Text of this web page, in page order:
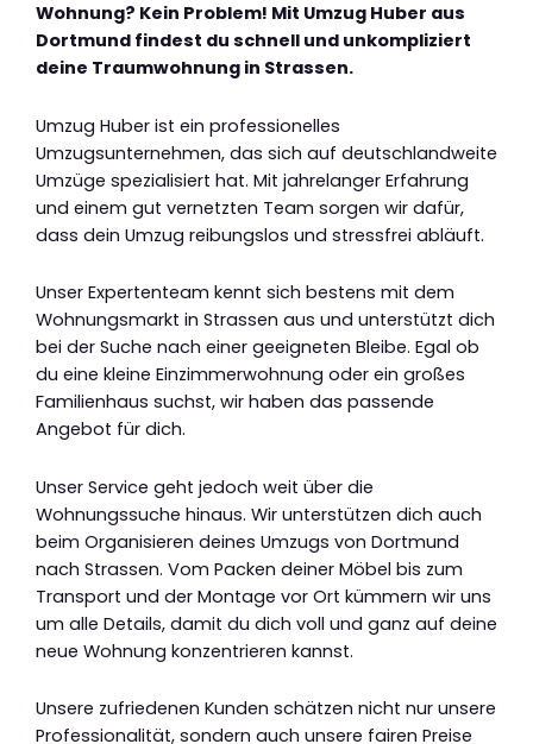
Wohnung? Kein Problem! Mit Umzug Huber aus
Dortmund findest du schnell und unkompliziert
deine Traumwohnung in Strassen.
Umzug Huber ist ein professionelles
Umzugsunternehmen, das sich auf deutschlandweite
Umzüge spezialisiert hat. Mit jahrelanger Erfahrung
und einem gut vernetzten Team sorgen wir dafür,
dass dein Umzug reibungslos und stressfrei abläuft.
Unser Expertenteam kennt sich bestens mit dem
Wohnungsmarkt in Strassen aus und unterstützt dich
bei der Suche nach einer geeigneten Bleibe. Egal ob
du eine kleine Einzimmerwohnung oder ein großes
Familienhaus suchst, wir haben das passende
Angebot für dich.
Unser Service geht jedoch weit über die
Wohnungssuche hinaus. Wir unterstützen dich auch
beim Organisieren deines Umzugs von Dortmund
nach Strassen. Vom Packen deiner Möbel bis zum
Transport und der Montage vor Ort kümmern wir uns
um alle Details, damit du dich voll und ganz auf deine
neue Wohnung konzentrieren kannst.
Unsere zufriedenen Kunden schätzen nicht nur unsere
Professionalität, sondern auch unsere fairen Preise